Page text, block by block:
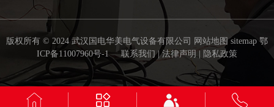
版权所有 © 2024 武汉国电华美电气设备有限公司 网站地图 sitemap 鄂
ICP备11007960号-1
联系我们|法律声明 隐私政策